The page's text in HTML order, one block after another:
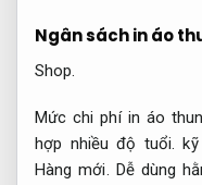
Ngân sách in áo
Shop.
Mức chi phí in áo
hợp nhiều độ tuổi.
Hàng mới. Dễ dùng